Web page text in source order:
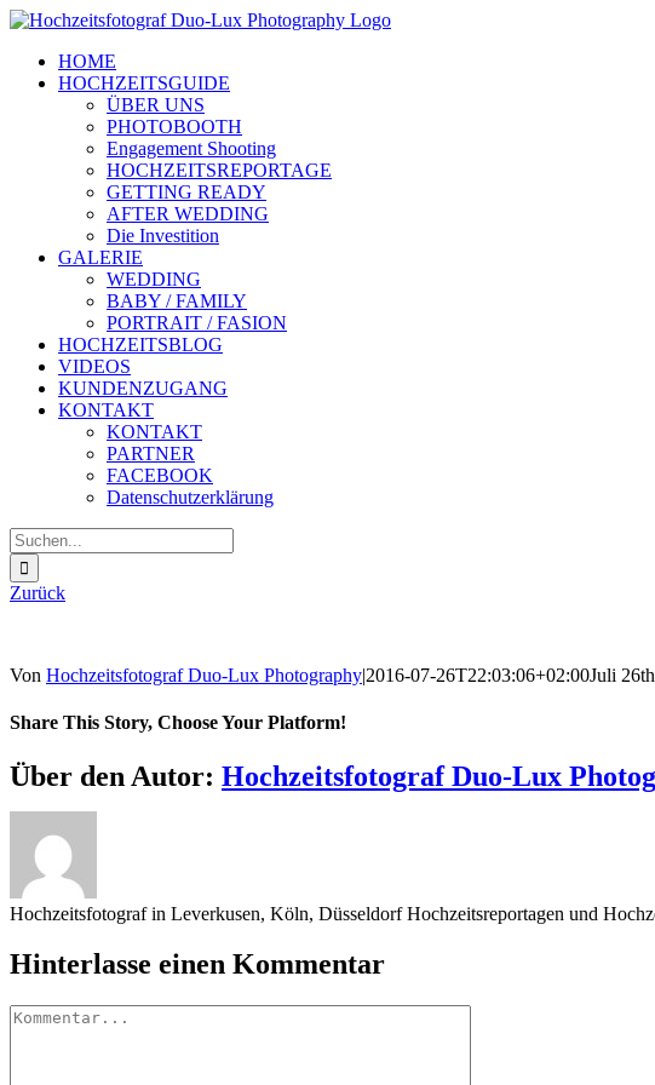
Zum
springenHOME
HOCHZEITSGUIDE
ÜBER UNS
PHOTOBOOTH
Engagement Shooting
HOCHZEITSREPORTAGE
GETTING READY
AFTER WEDDING
Die Investition
GALERIE
WEDDING
BABY / FAMILY
PORTRAIT / FASION
HOCHZEITSBLOG
VIDEOS
KUNDENZUGANG
KONTAKT
KONTAKT
PARTNER
FACEBOOK
Datenschutzerklärung
Suche
nach:
Zurück
Von Hochzeitsfotograf Duo-Lux Photography|2016-07-26T22:03:06+02:00Juli
Share This Story, Choose Your Platform!
Sharing_facebook
Sharing_twitter
Sharing_reddit
Über den Autor: Hochzeitsfotograf Duo-Lux
Hochzeitsfotograf in Leverkusen, Köln, Düsseldorf Hochzeitsreportagen und
Hinterlasse einen Kommentar
Kommentar